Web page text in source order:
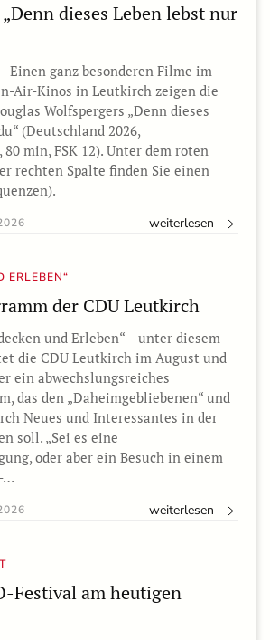
dieses Leben lebst nur
Einen ganz besonderen Filme im
Air-Kinos in Leutkirch zeigen die
Wolfspergers „Denn dieses
(Deutschland 2026,
min, FSK 12). Unter dem roten
rechten Spalte finden Sie einen
weiterlesen
ERLEBEN“
der CDU Leutkirch
und Erleben“ – unter diesem
die CDU Leutkirch im August und
ein abwechslungsreiches
das den „Daheimgebliebenen“ und
Neues und Interessantes in der
soll. „Sei es eine
oder aber ein Besuch in einem
weiterlesen
Festival am heutigen